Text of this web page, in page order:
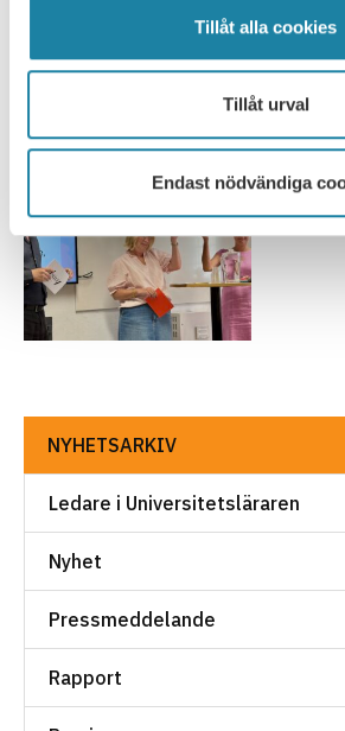
Tillåt alla cookies
Tillåt urval
Endast nödvändiga
organisationsform
Spelar lärosätenas organisationsform
Nyhet 30 juni 2026
NYHETSARKIV
Ledare i Universitetsläraren
Nyhet
Pressmeddelande
Rapport